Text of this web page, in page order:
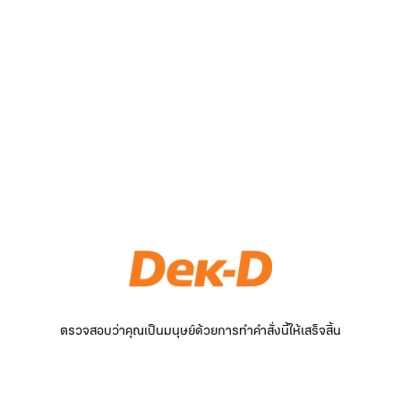
ตรวจสอบว่าคุณเป็นมนุษย์ด้วยการทำคำสั่งนี้ให้เสร็จสิ้น